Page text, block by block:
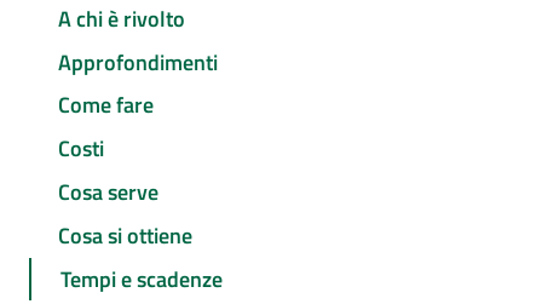
A chi è rivolto
Approfondimenti
Come fare
Costi
Cosa serve
Cosa si ottiene
Tempi e scadenze